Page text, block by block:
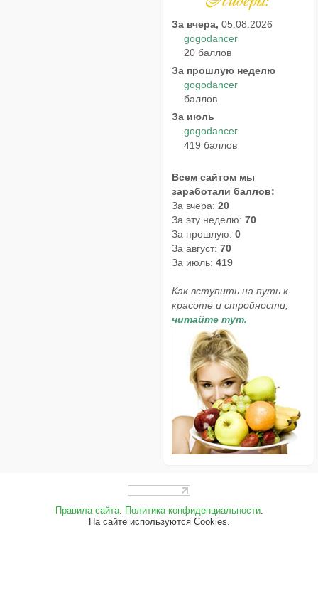
За вчера, 05.08.2026
gogodancer
20 баллов
За прошлую неделю
gogodancer
баллов
За июль
gogodancer
419 баллов
Всем сайтом мы
заработали баллов:
За вчера: 20
За эту неделю: 70
За прошлую: 0
За август: 70
За июль: 419
Как вступить на путь к
красоте и стройности,
читайте тут.
Правила сайта. Политика конфиденциальности.
На сайте используются Cookies.